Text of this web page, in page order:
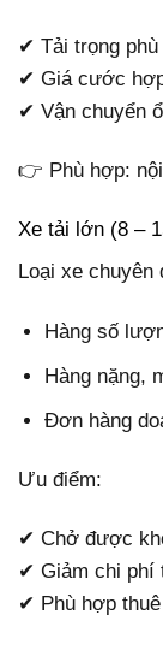
✔ Tải trọng
✔ Giá cước
✔ Vận chuyển
👉 Phù hợp:
Xe tải lớn (8 –
Loại xe chuyên
Hàng số
Hàng nặng,
Đơn hàng
Ưu điểm:
✔ Chở được
✔ Giảm chi phí
✔ Phù hợp